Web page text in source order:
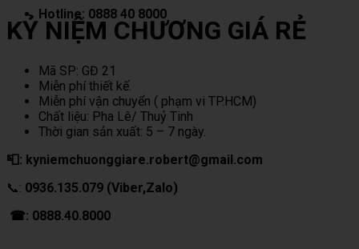
Hotline: 0888 40 8000
KỶ NIỆM CHƯƠNG GIÁ RẺ
Mã SP: GĐ 21
Miễn phí thiết kế.
Miễn phí vận chuyển ( phạm vi TP.HCM)
Chất liệu: Pha Lê/ Thuỷ Tinh
Thời gian sản xuất: 5 – 7 ngày.
📮: kyniemchuonggiare.robert@gmail.com
📞: 0936.135.079 (Viber,Zalo)
☎: 0888.40.8000